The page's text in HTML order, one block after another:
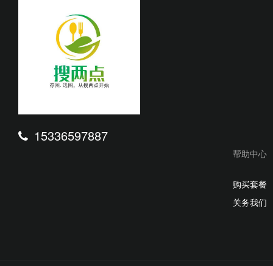
15336597887
帮助中心
购买套餐
关务我们